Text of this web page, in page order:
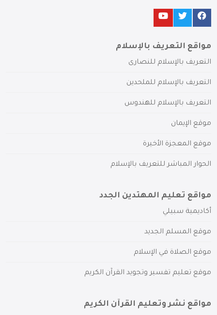
مواقع التعريف بالإسلام
التعريف بالإسلام للنصارى
التعريف بالإسلام للملحدين
التعريف بالإسلام للهندوس
موقع الإيمان
موقع المعجزة الأخيرة
الحوار المباشر للتعريف بالإسلام
مواقع تعليم المهتدين الجدد
أكاديمية سبيلي
موقع المسلم الجديد
موقع الصلاة في الإسلام
موقع تعليم تفسير وتجويد القرآن الكريم
مواقع نشر وتعليم القرآن الكريم